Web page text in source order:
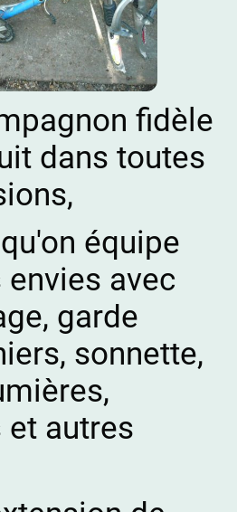
fidèle
dans toutes
équipe
avec
garde
sonnette,
autres